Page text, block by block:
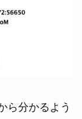
ら分かるよう